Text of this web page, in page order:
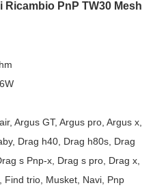
PnP TW30 Mesh
Argus GT, Argus pro, Argus x,
Drag h40, Drag h80s, Drag
s Pnp-x, Drag s pro, Drag x,
Find trio, Musket, Navi, Pnp